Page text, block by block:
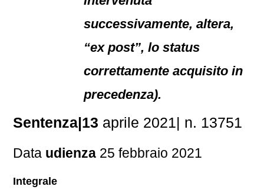
successivamente, altera,
“ex post”, lo status
correttamente acquisito in
precedenza).
Sentenza|13 aprile 2021| n. 13751
Data udienza 25 febbraio 2021
Integrale